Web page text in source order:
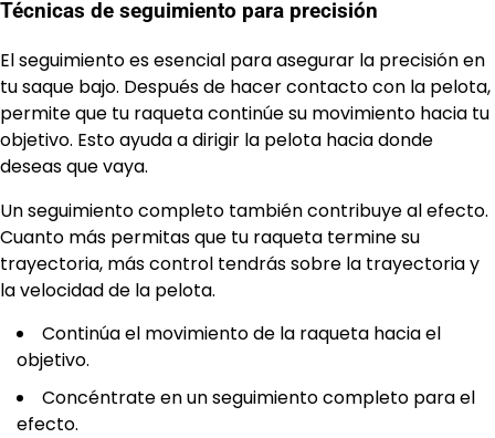
Técnicas de seguimiento para precisión
El seguimiento es esencial para asegurar la precisión en
tu saque bajo. Después de hacer contacto con la pelota,
permite que tu raqueta continúe su movimiento hacia tu
objetivo. Esto ayuda a dirigir la pelota hacia donde
deseas que vaya.
Un seguimiento completo también contribuye al efecto.
Cuanto más permitas que tu raqueta termine su
trayectoria, más control tendrás sobre la trayectoria y
la velocidad de la pelota.
Continúa el movimiento de la raqueta hacia el
objetivo.
Concéntrate en un seguimiento completo para el
efecto.